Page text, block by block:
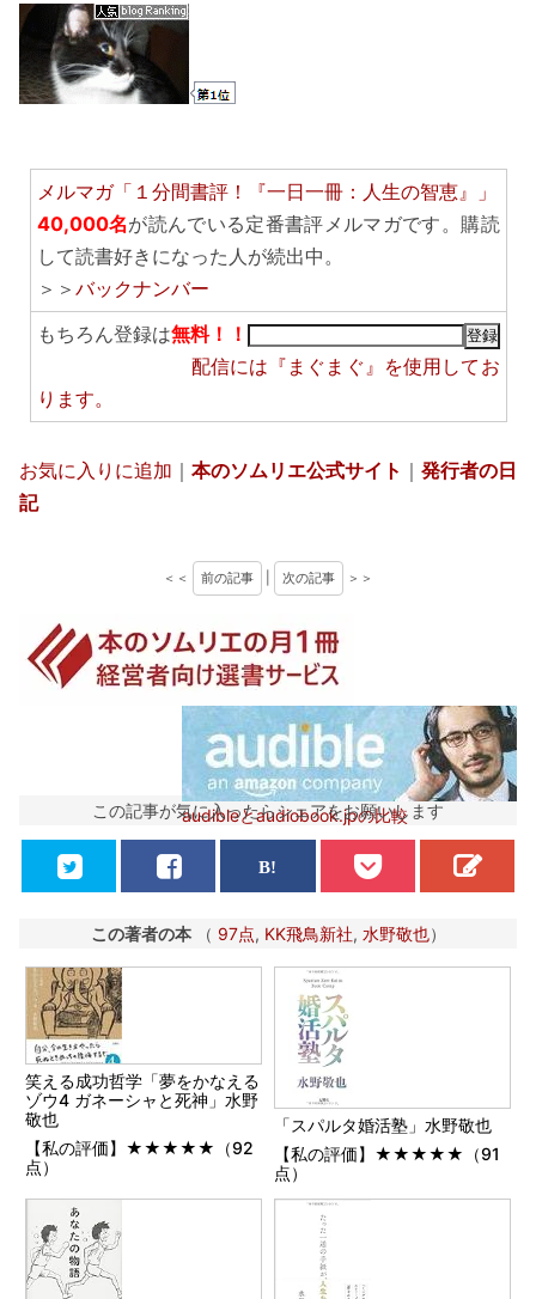
メルマガ「１分間書評！『一日一冊：人生の智恵』」
40,000名が読んでいる定番書評メルマガです。購読
して読書好きになった人が続出中。
＞＞ バックナンバー
もちろん登録は無料！！
配信には 『まぐまぐ』 を使用してお
ります。
お気に入りに追加 ｜ 本のソムリエ公式サイト ｜ 発行者の日
記
＜＜ 前の記事 次の記事 ＞＞
audibleとaudiobook.jpの比較
この記事が気に入ったらシェアをお願いします
この著者の本 （ 97点, KK飛鳥新社, 水野敬也）
笑える成功哲学「夢をかなえる
ゾウ4 ガネーシャと死神」水野
敬也
【私の評価】★★★★★（92
点）
「スパルタ婚活塾」水野敬也
【私の評価】★★★★★（91
点）